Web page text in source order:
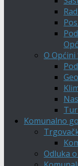
O Općini
Komunalno
Odluka